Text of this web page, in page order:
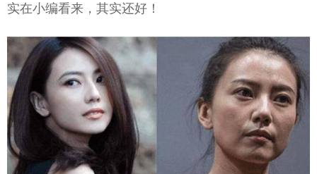
实在小编看来，其实还好！